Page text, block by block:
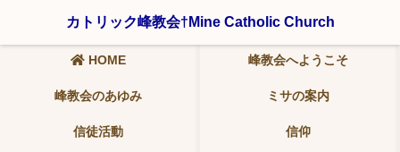
HOME 峰教会へようこそ
峰教会のあゆみ ミサの案内
信徒活動 信仰
カトリック峰教会†Mine Catholic Church